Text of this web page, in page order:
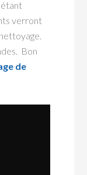
étant
verront
Bon
de